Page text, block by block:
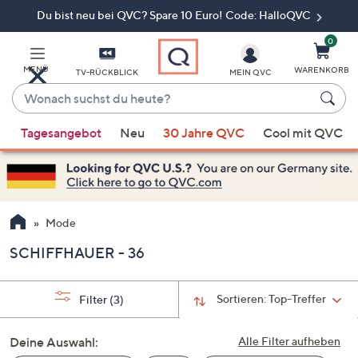
Du bist neu bei QVC? Spare 10 Euro! Code: HalloQVC
MENÜ TV-RÜCKBLICK
Wonach
suchst
du
heute?
Vorschläge
verfügbar
sind,
verwenden
Sie
Pfeiltasten
nach
und
nach
unten
MEIN QVC
0
WARENKORB
Tagesangebot Neu 30 Jahre QVC Cool mit QVC
Mode
SCHIFFHAUER - 36
Sortieren:Top-Treffer
Filter (3)
Alle Filter aufheben
Deine Auswahl: